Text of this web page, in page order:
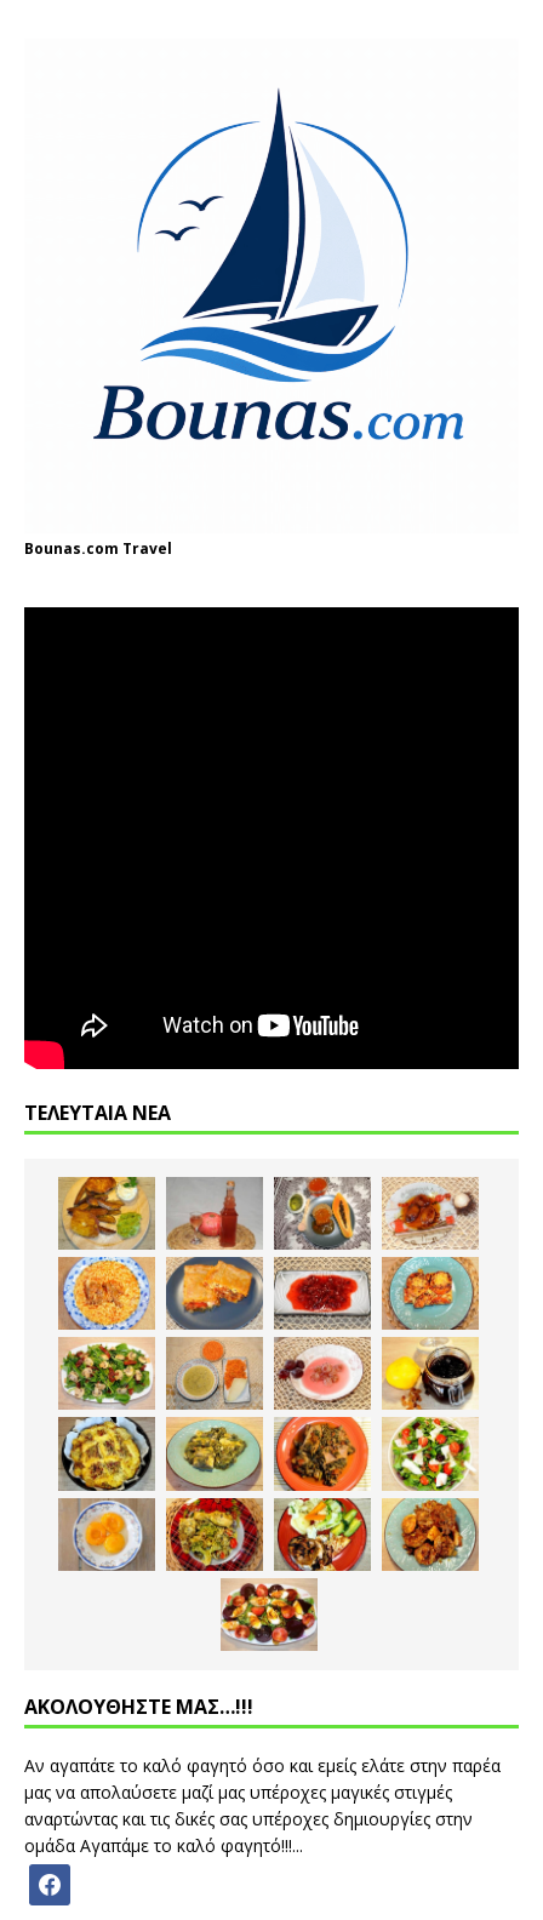
Bounas.com Travel
ΤΕΛΕΥΤΑΙΑ ΝΕΑ
ΑΚΟΛΟΥΘΗΣΤΕ ΜΑΣ…!!!
Αν αγαπάτε το καλό φαγητό όσο και εμείς ελάτε στην παρέα
μας να απολαύσετε μαζί μας υπέροχες μαγικές στιγμές
αναρτώντας και τις δικές σας υπέροχες δημιουργίες στην
ομάδα Αγαπάμε το καλό φαγητό!!!...